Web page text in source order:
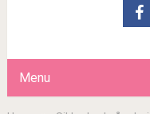
Menu